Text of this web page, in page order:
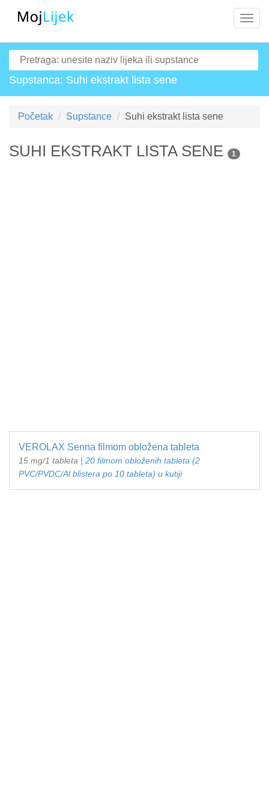
Supstanca: Suhi ekstrakt lista sene
Početak Supstance Suhi ekstrakt lista sene
SUHI EKSTRAKT LISTA SENE 1
VEROLAX Senna filmom obložena tableta
15 mg/1 tableta | 20 filmom obloženih tableta (2
PVC/PVDC/Al blistera po 10 tableta) u kutiji